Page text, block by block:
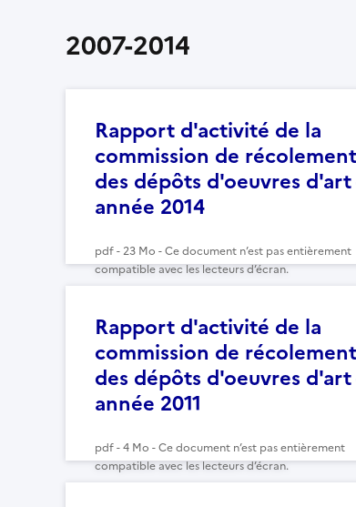
2007-2014
Rapport d'activité de la
commission de récolement
des dépôts d'oeuvres d'art
année 2014
pdf - 23 Mo - Ce document n’est pas entièrement
compatible avec les lecteurs d’écran.
Rapport d'activité de la
commission de récolement
des dépôts d'oeuvres d'art
année 2011
pdf - 4 Mo - Ce document n’est pas entièrement
compatible avec les lecteurs d’écran.